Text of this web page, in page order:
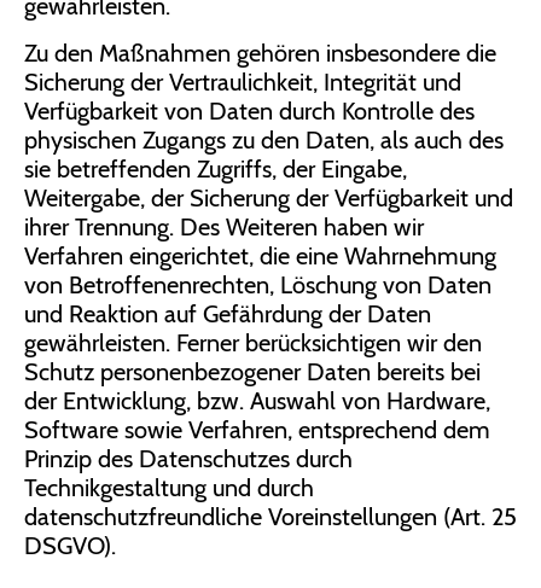
gewährleisten.
Zu den Maßnahmen gehören insbesondere die
Sicherung der Vertraulichkeit, Integrität und
Verfügbarkeit von Daten durch Kontrolle des
physischen Zugangs zu den Daten, als auch des
sie betreffenden Zugriffs, der Eingabe,
Weitergabe, der Sicherung der Verfügbarkeit und
ihrer Trennung. Des Weiteren haben wir
Verfahren eingerichtet, die eine Wahrnehmung
von Betroffenenrechten, Löschung von Daten
und Reaktion auf Gefährdung der Daten
gewährleisten. Ferner berücksichtigen wir den
Schutz personenbezogener Daten bereits bei
der Entwicklung, bzw. Auswahl von Hardware,
Software sowie Verfahren, entsprechend dem
Prinzip des Datenschutzes durch
Technikgestaltung und durch
datenschutzfreundliche Voreinstellungen (Art. 25
DSGVO).